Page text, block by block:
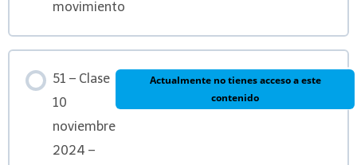
movimiento
51 – Clase
10
noviembre
2024 –
Actualmente no tienes acceso a este
contenido